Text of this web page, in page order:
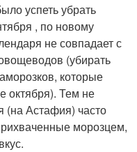
успеть убрать
, по новому
не совпадает с
(убирать
которые
октября). Тем не
(на Астафия) часто
морозцем,